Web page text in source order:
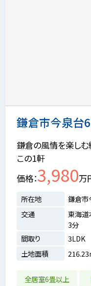
鎌倉市今泉
鎌倉の風情を楽し
この1軒
価格 3,980万
所在地
鎌倉市
交通
東海道
3分
間取り
3LDK
土地面積
全居室6畳以上